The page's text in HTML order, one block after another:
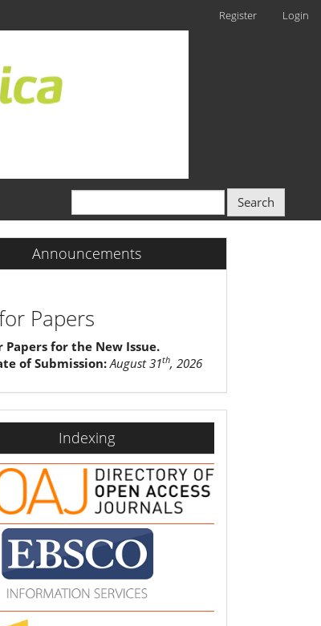
Register Login
Search
Announcements
Papers
Papers for the New Issue.
of Submission: August 31th, 2026
Indexing